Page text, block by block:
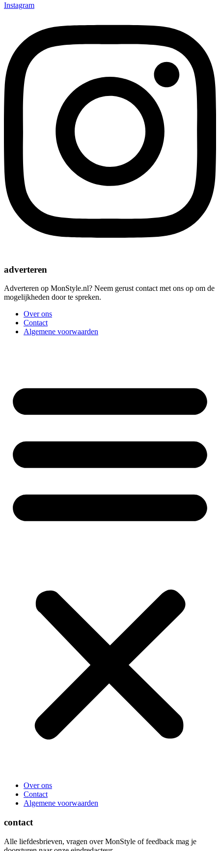
Instagram
adverteren
Adverteren op MonStyle.nl? Neem gerust contact met ons op om de
mogelijkheden door te spreken.
Over ons
Contact
Algemene voorwaarden
Over ons
Contact
Algemene voorwaarden
contact
Alle liefdesbrieven, vragen over MonStyle of feedback mag je